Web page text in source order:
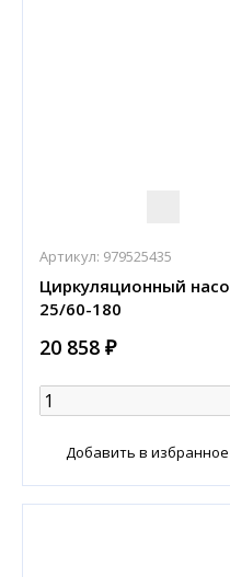
Артикул: 979525435
Циркуляционный
25/60-180
20 858 ₽
Добавить в избранное